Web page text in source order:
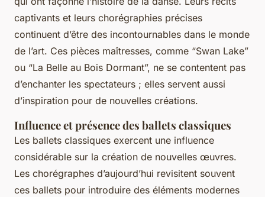
captivants et leurs chorégraphies précises
continuent d’être des incontournables dans le monde
de l’art. Ces pièces maîtresses, comme “Swan Lake”
ou “La Belle au Bois Dormant”, ne se contentent pas
d’enchanter les spectateurs ; elles servent aussi
d’inspiration pour de nouvelles créations.
Influence et présence des ballets classiques
Les ballets classiques exercent une influence
considérable sur la création de nouvelles œuvres.
Les chorégraphes d’aujourd’hui revisitent souvent
ces ballets pour introduire des éléments modernes